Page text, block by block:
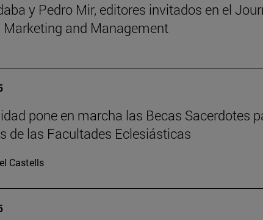
y Pedro Mir, editores invitados en el
Marketing and Management
pone en marcha las Becas Sacerdotes
de las Facultades Eclesiásticas
Castells